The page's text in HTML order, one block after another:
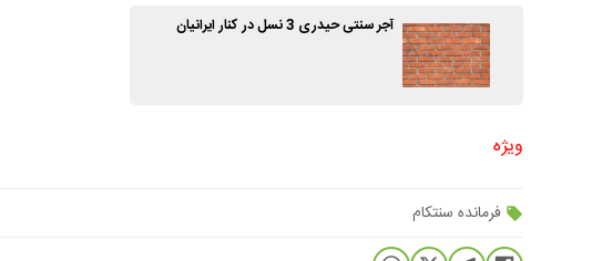
آجر سنتی حیدری 3 نسل در کنار ایرانیان
ویژه
فرمانده سنتکام